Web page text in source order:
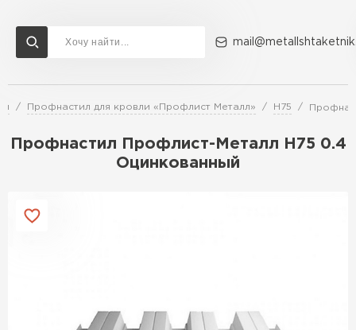
Профнастил для кровли «Профлист Металл» Н75
Профнастил Профлист-Металл H75 0.4
Оцинкованный
Доставка и оплата Акции О компании Контакты
Перейти в каталог